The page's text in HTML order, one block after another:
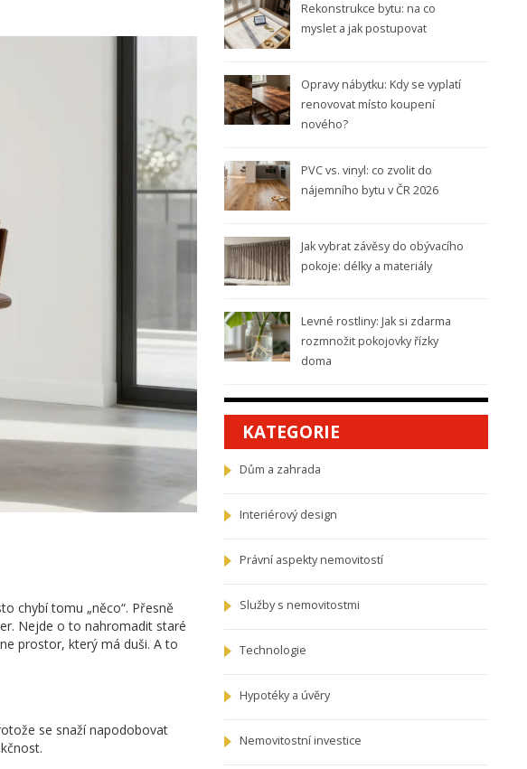
chybí tomu „něco“. Přesně
. Nejde o to nahromadit staré
prostor, který má duši. A to
se snaží napodobovat
Rekonstrukce bytu: na co
myslet a jak postupovat
Opravy nábytku: Kdy se vyplatí
renovovat místo koupení
nového?
PVC vs. vinyl: co zvolit do
nájemního bytu v ČR 2026
Jak vybrat závěsy do obývacího
pokoje: délky a materiály
Levné rostliny: Jak si zdarma
rozmnožit pokojovky řízky
doma
KATEGORIE
Dům a zahrada
Interiérový design
Právní aspekty nemovitostí
Služby s nemovitostmi
Technologie
Hypotéky a úvěry
Nemovitostní investice